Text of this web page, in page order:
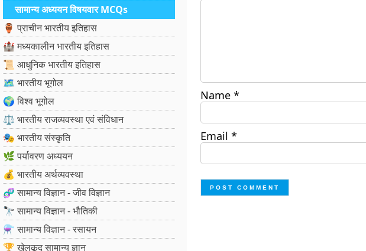
सामान्य अध्ययन विषयवार MCQs
🏺 प्राचीन भारतीय इतिहास
🏰 मध्यकालीन भारतीय इतिहास
📜 आधुनिक भारतीय इतिहास
🗺️ भारतीय भूगोल
🌍 विश्व भूगोल
⚖️ भारतीय राजव्यवस्था एवं संविधान
🎭 भारतीय संस्कृति
🌿 पर्यावरण अध्ययन
💰 भारतीय अर्थव्यवस्था
🧬 सामान्य विज्ञान - जीव विज्ञान
🔭 सामान्य विज्ञान - भौतिकी
⚗️ सामान्य विज्ञान - रसायन
🏆 खेलकूद सामान्य ज्ञान
Name *
Email *